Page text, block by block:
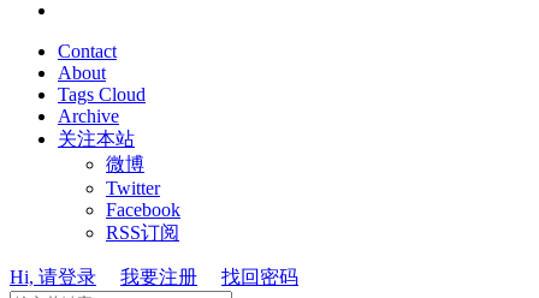
Contact
About
Tags Cloud
Archive
关注本站
微博
Twitter
Facebook
RSS订阅
Hi, 请登录 我要注册 找回密码